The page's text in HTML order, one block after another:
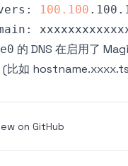
100.100
的 DNS 在启用了
(比如
on GitHub